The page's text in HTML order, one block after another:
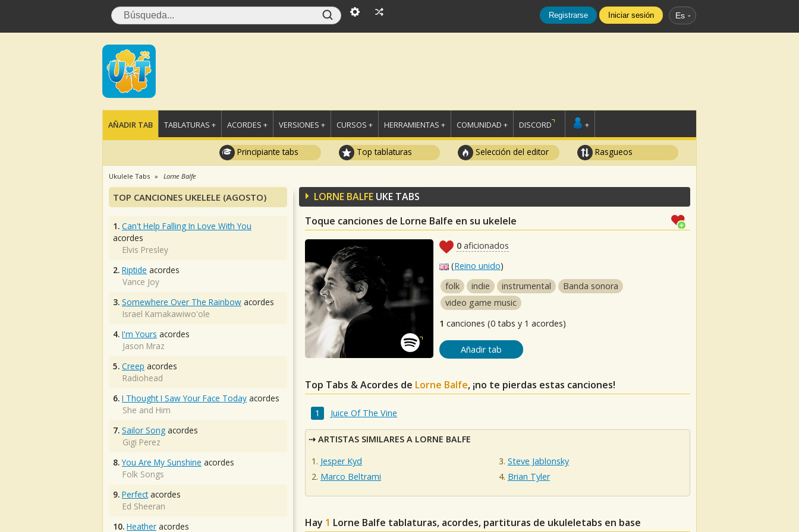
Registrarse Iniciar sesión Es
AÑADIR TAB TABLATURAS + ACORDES + VERSIONES + CURSOS + HERRAMIENTAS + COMUNIDAD + DISCORD +
Principiante tabs Top tablaturas Selección del editor Rasgueos
Ukulele Tabs Lorne Balfe
LORNE BALFE UKE TABS
Toque canciones de Lorne Balfe en su ukelele
0 aficionados
(Reino unido)
folk
indie instrumental
Banda sonora
video game music
1 canciones (0 tabs y 1 acordes)
Añadir tab
Top Tabs & Acordes de Lorne Balfe, ¡no te pierdas estas canciones!
Juice Of The Vine
ARTISTAS SIMILARES A LORNE BALFE
Jesper Kyd
Marco Beltrami
Steve Jablonsky
Brian Tyler
Hay 1 Lorne Balfe tablaturas, acordes, partituras de ukuleletabs en base
TOP CANCIONES UKELELE (AGOSTO)
1. Can't Help Falling In Love With You
acordes
Elvis Presley
2. Riptide acordes
Vance Joy
3. Somewhere Over The Rainbow acordes
Israel Kamakawiwo'ole
4. I'm Yours acordes
Jason Mraz
5. Creep acordes
Radiohead
6. I Thought I Saw Your Face Today acordes
She and Him
7. Sailor Song acordes
Gigi Perez
8. You Are My Sunshine acordes
Folk Songs
9. Perfectacordes
Ed Sheeran
10. Heather acordes